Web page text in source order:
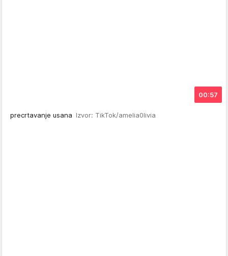
00:57
precrtavanje usana Izvor: TikTok/amelia0livia